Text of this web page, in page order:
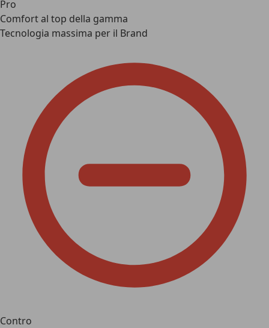
Pro
Comfort al top della gamma
Tecnologia massima per il Brand
Contro